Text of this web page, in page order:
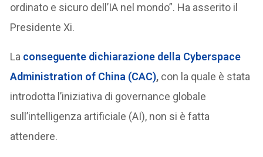
ordinato e sicuro dell’IA nel mondo”. Ha asserito il
Presidente Xi.
La conseguente dichiarazione della Cyberspace
Administration of China (CAC), con la quale è stata
introdotta l’iniziativa di governance globale
sull’intelligenza artificiale (AI), non si è fatta
attendere.